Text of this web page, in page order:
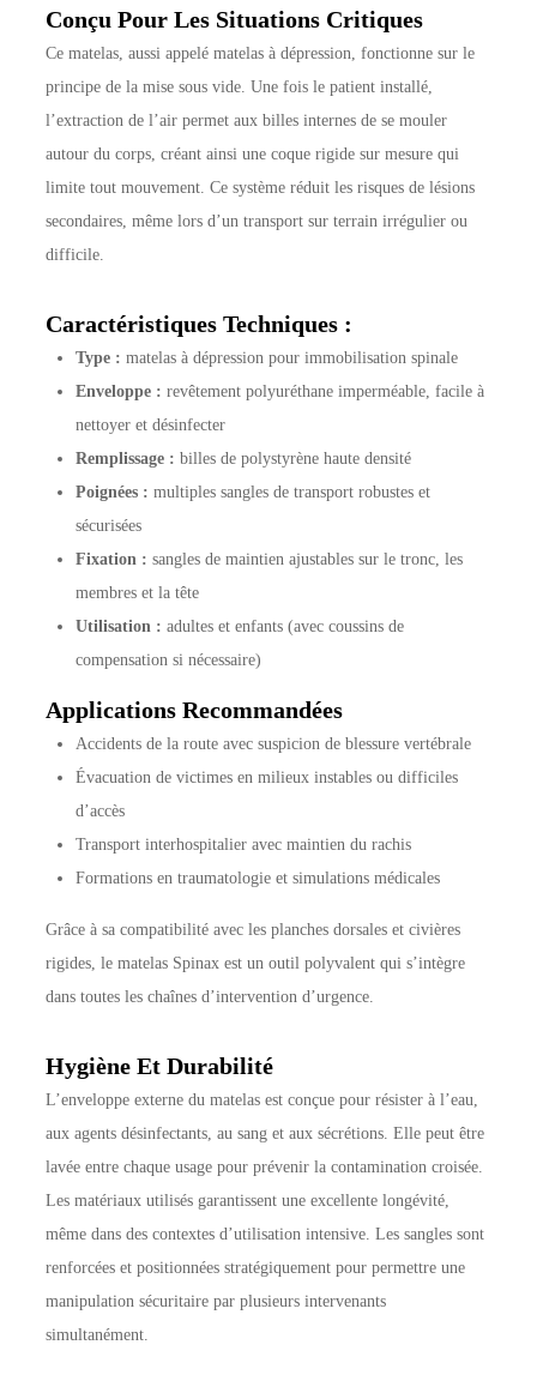
Conçu Pour Les Situations Critiques
Ce matelas, aussi appelé matelas à dépression, fonctionne sur le
principe de la mise sous vide. Une fois le patient installé,
l’extraction de l’air permet aux billes internes de se mouler
autour du corps, créant ainsi une coque rigide sur mesure qui
limite tout mouvement. Ce système réduit les risques de lésions
secondaires, même lors d’un transport sur terrain irrégulier ou
difficile.
Caractéristiques Techniques :
Type : matelas à dépression pour immobilisation spinale
Enveloppe : revêtement polyuréthane imperméable, facile à
nettoyer et désinfecter
Remplissage : billes de polystyrène haute densité
Poignées : multiples sangles de transport robustes et
sécurisées
Fixation : sangles de maintien ajustables sur le tronc, les
membres et la tête
Utilisation : adultes et enfants (avec coussins de
compensation si nécessaire)
Applications Recommandées
Accidents de la route avec suspicion de blessure vertébrale
Évacuation de victimes en milieux instables ou difficiles
d’accès
Transport interhospitalier avec maintien du rachis
Formations en traumatologie et simulations médicales
Grâce à sa compatibilité avec les planches dorsales et civières
rigides, le matelas Spinax est un outil polyvalent qui s’intègre
dans toutes les chaînes d’intervention d’urgence.
Hygiène Et Durabilité
L’enveloppe externe du matelas est conçue pour résister à l’eau,
aux agents désinfectants, au sang et aux sécrétions. Elle peut être
lavée entre chaque usage pour prévenir la contamination croisée.
Les matériaux utilisés garantissent une excellente longévité,
même dans des contextes d’utilisation intensive. Les sangles sont
renforcées et positionnées stratégiquement pour permettre une
manipulation sécuritaire par plusieurs intervenants
simultanément.